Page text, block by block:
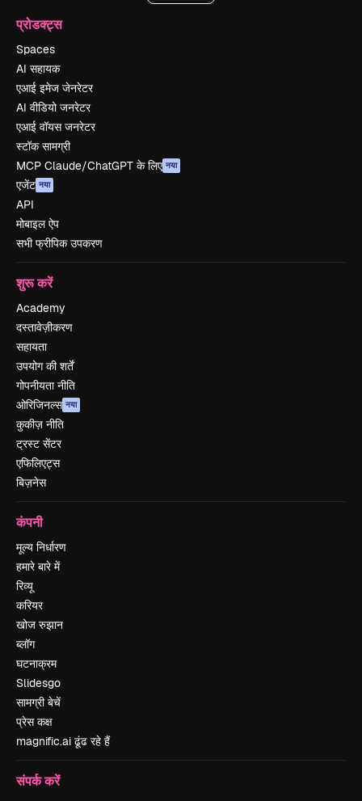
प्रोडक्ट्स
Spaces
AI सहायक
एआई इमेज जेनरेटर
AI वीडियो जनरेटर
एआई वॉयस जनरेटर
स्टॉक सामग्री
MCP Claude/ChatGPT के लिए नया
एजेंट नया
API
मोबाइल ऐप
सभी फ्रीपिक उपकरण
शुरू करें
Academy
दस्तावेज़ीकरण
सहायता
उपयोग की शर्तें
गोपनीयता नीति
ओरिजिनल्स नया
कुकीज़ नीति
ट्रस्ट सेंटर
एफिलिएट्स
बिज़नेस
कंपनी
मूल्य निर्धारण
हमारे बारे में
रिव्यू
करियर
खोज रुझान
ब्लॉग
घटनाक्रम
Slidesgo
सामग्री बेचें
प्रेस कक्ष
magnific.ai ढूंढ रहे हैं
संपर्क करें